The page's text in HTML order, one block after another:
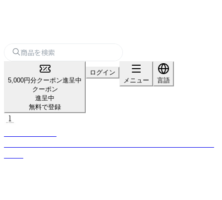
5,000円分クーポン進呈中
クーポン
進呈中
無料で登録
ログイン
メニュー
言語